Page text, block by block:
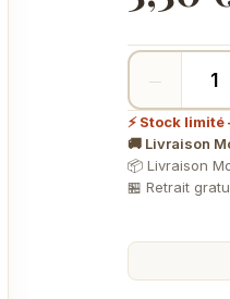
−
⚡ Stock
🚚 Livraison
📦 Livraison
🏪 Retrait